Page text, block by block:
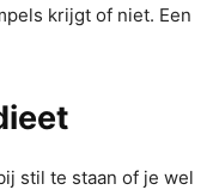
krijgt of niet. Een
stil te staan of je wel